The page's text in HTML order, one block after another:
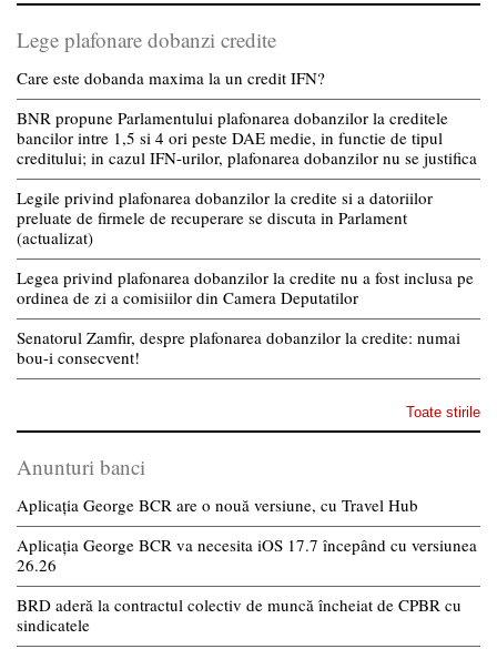
Lege plafonare dobanzi credite
Care este dobanda maxima la un credit IFN?
BNR propune Parlamentului plafonarea dobanzilor la creditele
bancilor intre 1,5 si 4 ori peste DAE medie, in functie de tipul
creditului; in cazul IFN-urilor, plafonarea dobanzilor nu se justifica
Legile privind plafonarea dobanzilor la credite si a datoriilor
preluate de firmele de recuperare se discuta in Parlament
(actualizat)
Legea privind plafonarea dobanzilor la credite nu a fost inclusa pe
ordinea de zi a comisiilor din Camera Deputatilor
Senatorul Zamfir, despre plafonarea dobanzilor la credite: numai
bou-i consecvent!
Toate stirile
Anunturi banci
Aplicația George BCR are o nouă versiune, cu Travel Hub
Aplicația George BCR va necesita iOS 17.7 începând cu versiunea
26.26
BRD aderă la contractul colectiv de muncă încheiat de CPBR cu
sindicatele